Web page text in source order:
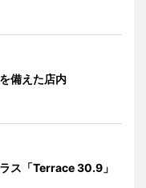
備えた店内
ス「Terrace 30.9」